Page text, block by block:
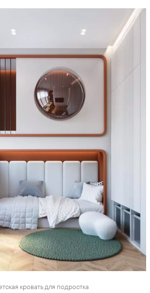
кровать для подростка